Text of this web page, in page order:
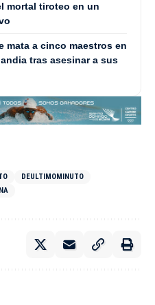
mortal tiroteo en un
mata a cinco maestros en
tras asesinar a sus
DEULTIMOMINUTO